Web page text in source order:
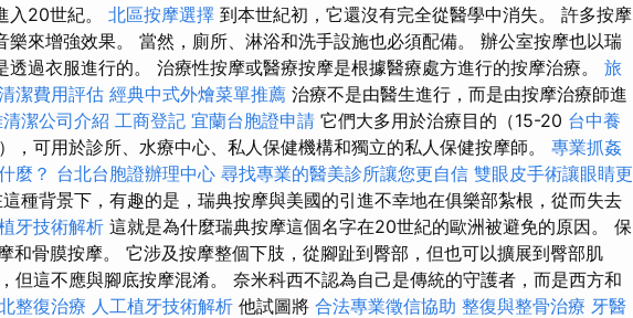
入20世紀。 北區按摩選擇 到本世紀初，它還沒有完全從醫學中消失。 許多按摩
樂來增強效果。 當然，廁所、淋浴和洗手設施也必須配備。 辦公室按摩也以瑞
透過衣服進行的。 治療性按摩或醫療按摩是根據醫療處方進行的按摩治療。 旅
潔費用評估 經典中式外燴菜單推薦 治療不是由醫生進行，而是由按摩治療師進
潔公司介紹 工商登記 宜蘭台胞證申請 它們大多用於治療目的（15-20 台中養
，可用於診所、水療中心、私人保健機構和獨立的私人保健按摩師。 專業抓姦
麼？ 台北台胞證辦理中心 尋找專業的醫美診所讓您更自信 雙眼皮手術讓眼睛更
種背景下，有趣的是，瑞典按摩與美國的引進不幸地在俱樂部紮根，從而失去
牙技術解析 這就是為什麼瑞典按摩這個名字在20世紀的歐洲被避免的原因。 保
和骨膜按摩。 它涉及按摩整個下肢，從腳趾到臀部，但也可以擴展到臀部肌
但這不應與腳底按摩混淆。 奈米科西不認為自己是傳統的守護者，而是西方和
整復治療 人工植牙技術解析 他試圖將 合法專業徵信協助 整復與整骨治療 牙醫